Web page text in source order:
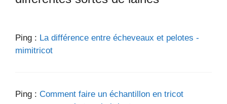
Ping : La différence entre écheveaux et pelotes -
mimitricot
Ping : Comment faire un échantillon en tricot